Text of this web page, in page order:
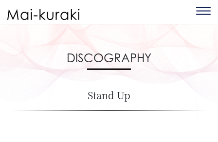
DISCOGRAPHY
Stand Up